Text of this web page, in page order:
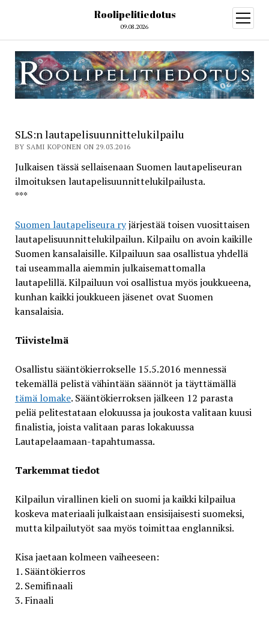
Roolipelitiedotus
09.08.2026
open
menu
SLS:n lautapelisuunnittelukilpailu
BY SAMI KOPONEN ON 29.03.2016
Julkaisen tässä sellaisenaan Suomen lautapeliseuran
ilmoituksen lautapelisuunnittelukilpailusta.
***
Suomen lautapeliseura ryjärjestää toisen vuosittaisen
lautapelisuunnittelukilpailun. Kilpailu on avoin kaikille
Suomen kansalaisille. Kilpailuun saa osallistua yhdellä
tai useammalla aiemmin julkaisemattomalla
lautapelillä. Kilpailuun voi osallistua myös joukkueena,
kunhan kaikki joukkueen jäsenet ovat Suomen
kansalaisia.
Tiivistelmä
Osallistu sääntökierrokselle 15.5.2016 mennessä
tekemällä pelistä vähintään säännöt ja täyttämällä
tämä lomake. Sääntökierroksen jälkeen 12 parasta
peliä pelitestataan elokuussa ja joukosta valitaan kuusi
finalistia, joista valitaan paras lokakuussa
Lautapelaamaan-tapahtumassa.
Tarkemmat tiedot
Kilpailun virallinen kieli on suomi ja kaikki kilpailua
koskeva materiaali julkaistaan ensisijaisesti suomeksi,
mutta kilpailutyöt saa myös toimittaa englanniksi.
Kisa jaetaan kolmeen vaiheeseen:
1. Sääntökierros
2. Semifinaali
3. Finaali